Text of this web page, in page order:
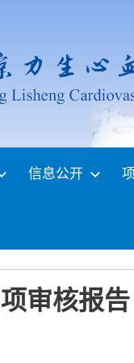
信息公开
审核报告